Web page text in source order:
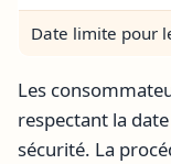
Date limite pour
Les
respectant la
sécurité. La